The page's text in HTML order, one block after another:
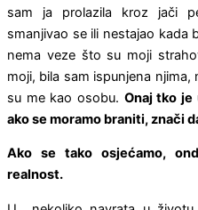
sam ja prolazila kroz jači
smanjivao se ili nestajao kada
nema veze što su moji
moji, bila sam ispunjena njima,
su me kao osobu. Onaj tko je
ako se moramo braniti, znači
Ako se tako osjećamo,
realnost.